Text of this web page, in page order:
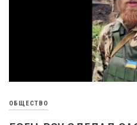
ОБЩЕСТВО